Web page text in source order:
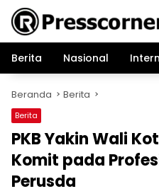
Langsung
konten
Berita
Nasional
Beranda Berita
Berita
PKB Yakin Wali
Komit pada
Perusda